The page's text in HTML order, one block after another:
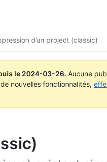
d’un project (classic)
le 2024-03-26. Aucune
nouvelles fonctionnalités,